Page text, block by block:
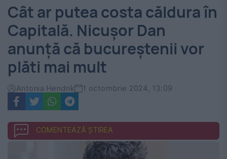
-
Evenimentul
Zilei
Cât ar putea costa căldura în
Capitală. Nicușor Dan
anunță că bucureștenii vor
plăti mai mult
Antonia Hendrik 1 octombrie 2024, 13:09
COMENTEAZĂ ȘTIREA